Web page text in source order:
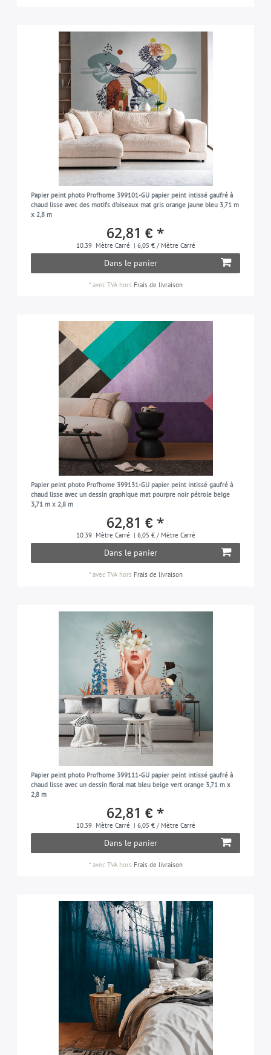
Papier peint photo Profhome 399101-GU papier peint intissé gaufré à
chaud lisse avec des motifs d'oiseaux mat gris orange jaune bleu 3,71 m
x 2,8 m
62,81 € *
10.39 Mètre Carré | 6,05 € / Mètre Carré
Dans le panier
*avec TVAhors Frais de livraison
Papier peint photo Profhome 399131-GU papier peint intissé gaufré à
chaud lisse avec un dessin graphique mat pourpre noir pétrole beige
3,71 m x 2,8 m
62,81 € *
10.39 Mètre Carré | 6,05 € / Mètre Carré
Dans le panier
*avec TVAhors Frais de livraison
Papier peint photo Profhome 399111-GU papier peint intissé gaufré à
chaud lisse avec un dessin floral mat bleu beige vert orange 3,71 m x
2,8 m
62,81 € *
10.39 Mètre Carré | 6,05 € / Mètre Carré
Dans le panier
*avec TVAhors Frais de livraison